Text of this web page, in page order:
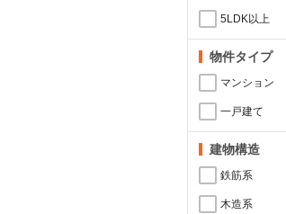
5LDK以上
物件タイプ
マンション
一戸建て
建物構造
鉄筋系
木造系